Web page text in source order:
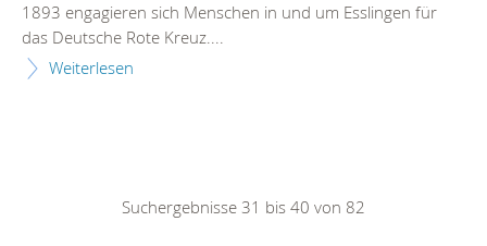
1893 engagieren sich Menschen in und um Esslingen für
das Deutsche Rote Kreuz....
Weiterlesen
Suchergebnisse 31 bis 40 von 82